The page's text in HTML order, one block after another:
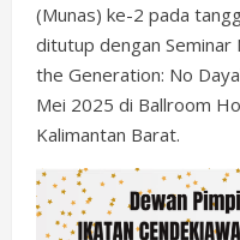
(Munas) ke-2 pada
ditutup dengan Seminar
the Generation: No
Mei 2025 di Ballroom
Kalimantan Barat.